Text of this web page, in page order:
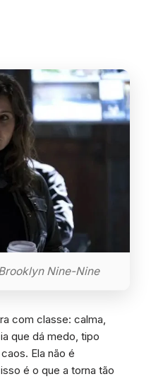
Nine-Nine
com classe: calma,
que dá medo, tipo
Ela não é
é o que a torna tão